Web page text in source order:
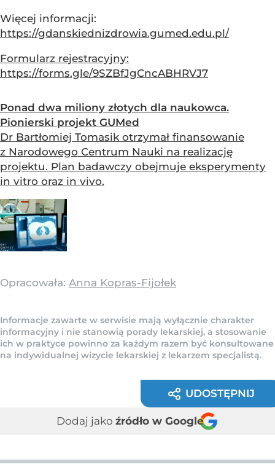
Więcej informacji:
https://gdanskiednizdrowia.gumed.edu.pl/
Formularz rejestracyjny:
https://forms.gle/9SZBfJgCncABHRVJ7
Ponad dwa miliony złotych dla naukowca.
Pionierski projekt GUMed
Dr Bartłomiej Tomasik otrzymał finansowanie
z Narodowego Centrum Nauki na realizację
projektu. Plan badawczy obejmuje eksperymenty
in vitro oraz in vivo.
Opracowała: Anna Kopras-Fijołek
Informacje zawarte w serwisie mają wyłącznie charakter
informacyjny i nie stanowią porady lekarskiej, a stosowanie
ich w praktyce powinno za każdym razem być konsultowane
na indywidualnej wizycie lekarskiej z lekarzem specjalistą.
UDOSTĘPNIJ
Dodaj jako źródło w Google